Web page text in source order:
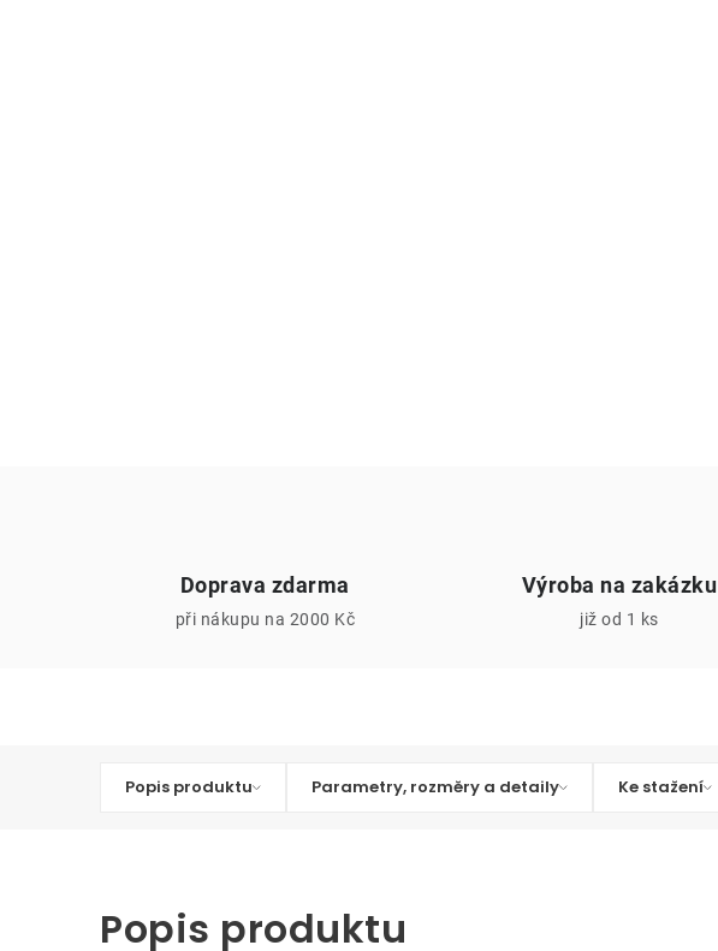
Doprava zdarma
při nákupu na 2000 Kč
Výroba na zakázku
již od 1 ks
Popis produktu Parametry, rozměry a detaily Ke stažení
Popis produktu